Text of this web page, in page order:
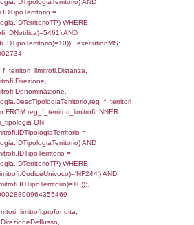
FROM
cod_territori_tipologia ON
=
=